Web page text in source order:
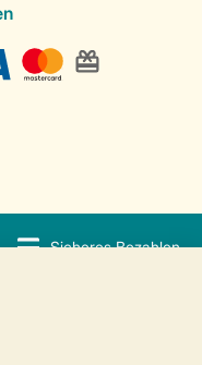
Sicheres Bezahlen